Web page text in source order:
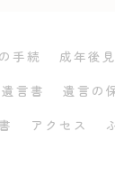
手続 成年後
遺言書 遺言の
アクセス